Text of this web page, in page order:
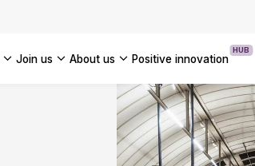
join us about us positive innovation
HUB